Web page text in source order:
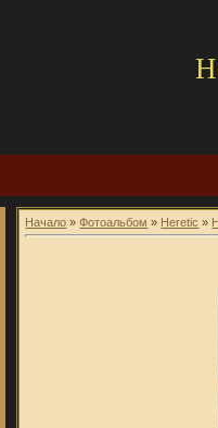
Начало »Фотоальбом » Heretic »